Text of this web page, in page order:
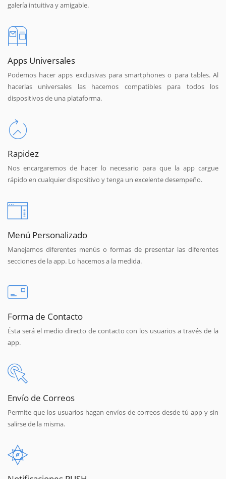
galería intuitiva y amigable.
Apps Universales
Podemos hacer apps exclusivas para smartphones o para tables. Al
hacerlas universales las hacemos compatibles para todos los
dispositivos de una plataforma.
Rapidez
Nos encargaremos de hacer lo necesario para que la app cargue
rápido en cualquier dispositivo y tenga un excelente desempeño.
Menú Personalizado
Manejamos diferentes menús o formas de presentar las diferentes
secciones de la app. Lo hacemos a la medida.
Forma de Contacto
Ésta será el medio directo de contacto con los usuarios a través de la
app.
Envío de Correos
Permite que los usuarios hagan envíos de correos desde tú app y sin
salirse de la misma.